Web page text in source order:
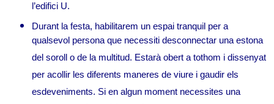
l’edifici U.
Durant la festa, habilitarem un espai tranquil per a
qualsevol persona que necessiti desconnectar una estona
del soroll o de la multitud. Estarà obert a tothom i dissenyat
per acollir les diferents maneres de viure i gaudir els
esdeveniments. Si en algun moment necessites una